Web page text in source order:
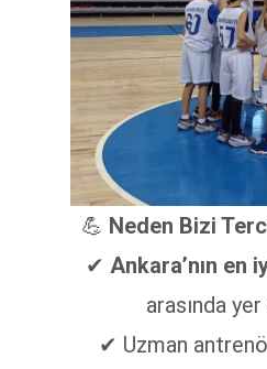
💪 Neden Bizi
✔ Ankara’nın en
arasında yer
✔ Uzman